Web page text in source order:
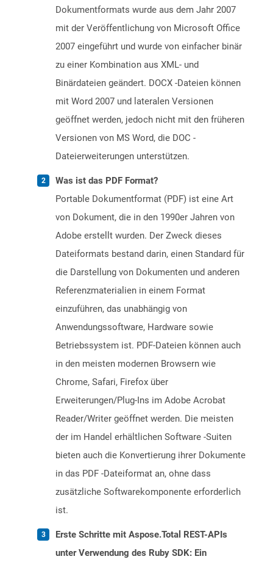
Dokumentformats wurde aus dem Jahr 2007
mit der Veröffentlichung von Microsoft Office
2007 eingeführt und wurde von einfacher binär
zu einer Kombination aus XML- und
Binärdateien geändert. DOCX -Dateien können
mit Word 2007 und lateralen Versionen
geöffnet werden, jedoch nicht mit den früheren
Versionen von MS Word, die DOC -
Dateierweiterungen unterstützen.
Was ist das PDF Format?
Portable Dokumentformat (PDF) ist eine Art
von Dokument, die in den 1990er Jahren von
Adobe erstellt wurden. Der Zweck dieses
Dateiformats bestand darin, einen Standard für
die Darstellung von Dokumenten und anderen
Referenzmaterialien in einem Format
einzuführen, das unabhängig von
Anwendungssoftware, Hardware sowie
Betriebssystem ist. PDF-Dateien können auch
in den meisten modernen Browsern wie
Chrome, Safari, Firefox über
Erweiterungen/Plug-Ins im Adobe Acrobat
Reader/Writer geöffnet werden. Die meisten
der im Handel erhältlichen Software -Suiten
bieten auch die Konvertierung ihrer Dokumente
in das PDF -Dateiformat an, ohne dass
zusätzliche Softwarekomponente erforderlich
ist.
Erste Schritte mit Aspose.Total REST-APIs
unter Verwendung des Ruby SDK: Ein